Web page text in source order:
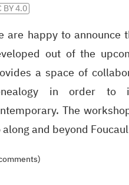
BY 4.0
are happy to announce
out of the
a space of
in order to
The
along and beyond